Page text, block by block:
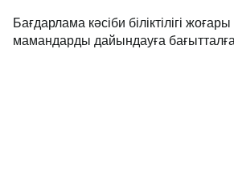
Бағдарлама кәсіби біліктілігі
мамандарды дайындауға